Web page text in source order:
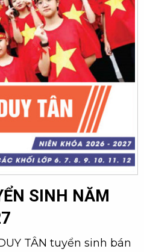
SINH NĂM
TÂN tuyển sinh bán